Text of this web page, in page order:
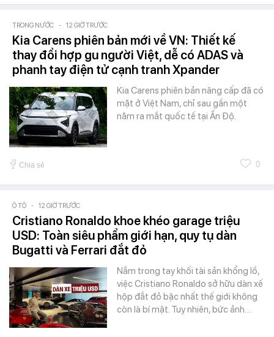
TRONG NƯỚC - 12 GIỜ TRƯỚC
Kia Carens phiên bản mới về VN: Thiết kế
thay đổi hợp gu người Việt, dễ có ADAS và
phanh tay điện tử cạnh tranh Xpander
Kia Carens phiên bản nâng cấp đã có
mặt ở Việt Nam, chỉ sau gần một
năm ra mắt quốc tế tại Ấn Độ.
Chia sẻ 0
Ô TÔ - 12 GIỜ TRƯỚC
Cristiano Ronaldo khoe khéo garage triệu
USD: Toàn siêu phẩm giới hạn, quy tụ dàn
Bugatti và Ferrari đắt đỏ
Nắm trong tay khối tài sản khổng lồ,
việc Cristiano Ronaldo sở hữu dàn xế
hộp đắt đỏ bậc nhất thế giới không
còn là bí mật. Tuy nhiên, bức ảnh…